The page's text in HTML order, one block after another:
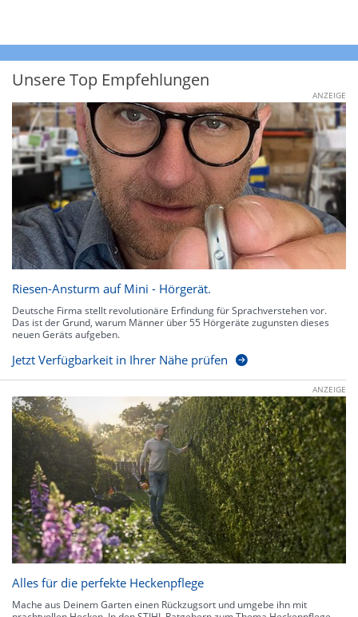
Unsere Top Empfehlungen
ANZEIGE
Riesen-Ansturm auf Mini - Hörgerät.
Deutsche Firma stellt revolutionäre Erfindung für Sprachverstehen vor.
Das ist der Grund, warum Männer über 55 Hörgeräte zugunsten dieses
neuen Geräts aufgeben.
Jetzt Verfügbarkeit in Ihrer Nähe prüfen
ANZEIGE
Alles für die perfekte Heckenpflege
Mache aus Deinem Garten einen Rückzugsort und umgebe ihn mit